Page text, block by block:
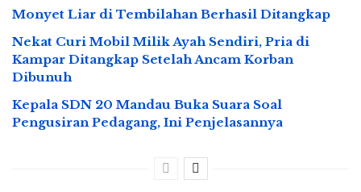
Monyet Liar di Tembilahan Berhasil Ditangkap
Nekat Curi Mobil Milik Ayah Sendiri, Pria di
Kampar Ditangkap Setelah Ancam Korban
Dibunuh
Kepala SDN 20 Mandau Buka Suara Soal
Pengusiran Pedagang, Ini Penjelasannya